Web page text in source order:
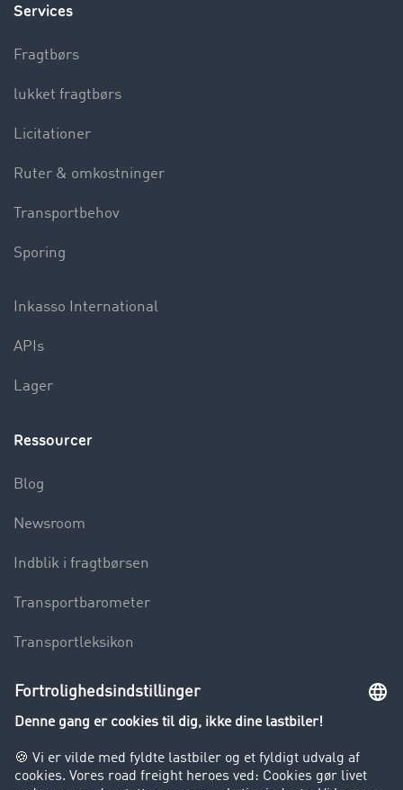
Services
Fragtbørs
lukket fragtbørs
Licitationer
Ruter & omkostninger
Transportbehov
Sporing
Inkasso International
APIs
Lager
Ressourcer
Blog
Newsroom
Indblik i fragtbørsen
Transportbarometer
Transportleksikon
Lastbilkørsel forbudt
Kunder hverver kunder